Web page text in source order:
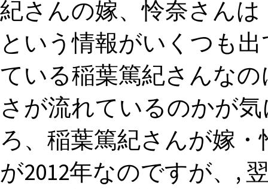
紀さんの嫁、怜奈さん
という情報がいくつも
ている稲葉篤紀さんな
さが流れているのかが
ろ、稲葉篤紀さんが嫁
が2012年なのですが、,